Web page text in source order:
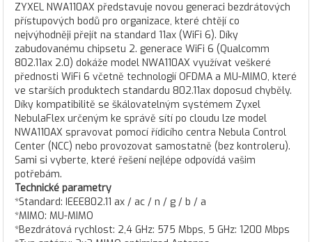
ZYXEL NWA110AX představuje novou generaci bezdrátových
přístupových bodů pro organizace, které chtějí co
nejvýhodněji přejít na standard 11ax (WiFi 6). Díky
zabudovanému chipsetu 2. generace WiFi 6 (Qualcomm
802.11ax 2.0) dokáže model NWA110AX využívat veškeré
přednosti WiFi 6 včetně technologií OFDMA a MU-MIMO, které
ve starších produktech standardu 802.11ax doposud chyběly.
Díky kompatibilitě se škálovatelným systémem Zyxel
NebulaFlex určeným ke správě sítí po cloudu lze model
NWA110AX spravovat pomocí řídicího centra Nebula Control
Center (NCC) nebo provozovat samostatně (bez kontroleru).
Sami si vyberte, které řešení nejlépe odpovídá vašim
potřebám.
Technické parametry
*Standard: IEEE802.11 ax / ac / n / g / b / a
*MIMO: MU-MIMO
*Bezdrátová rychlost: 2,4 GHz: 575 Mbps, 5 GHz: 1200 Mbps